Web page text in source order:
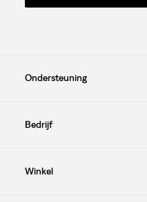
Ondersteuning
Bedrijf
Winkel